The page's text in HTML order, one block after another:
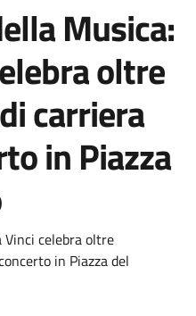
Musica:
oltre
carriera
in Piazza
Vinci celebra oltre
in Piazza del